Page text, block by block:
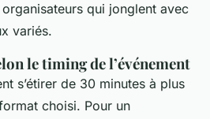
qui jonglent avec
variés.
le timing de l’événement
s’étirer de 30 minutes à plus
choisi. Pour un